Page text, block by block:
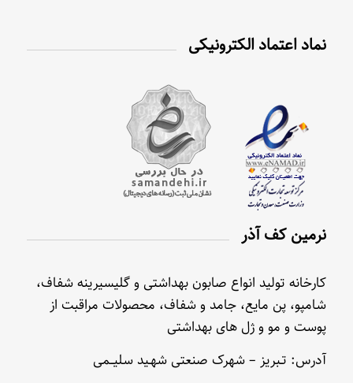
نماد اعتماد الکترونیکی
نرمین کف آذر
کارخانه تولید انواع صابون بهداشتی و گلیسیرینه شفاف،
شامپو، پن مایع، جامد و شفاف، محصولات مراقبت از
پوست و مو و ژل های بهداشتی
آدرس: تـبریز – شهرک صنعتی شهـید سلیــمی